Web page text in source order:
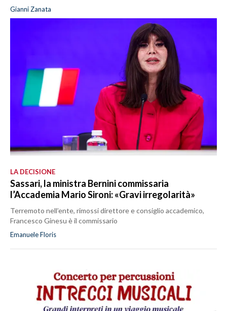
Gianni Zanata
LA DECISIONE
Sassari, la ministra Bernini commissaria
l’Accademia Mario Sironi: «Gravi irregolarità»
Terremoto nell’ente, rimossi direttore e consiglio accademico,
Francesco Ginesu è il commissario
Emanuele Floris